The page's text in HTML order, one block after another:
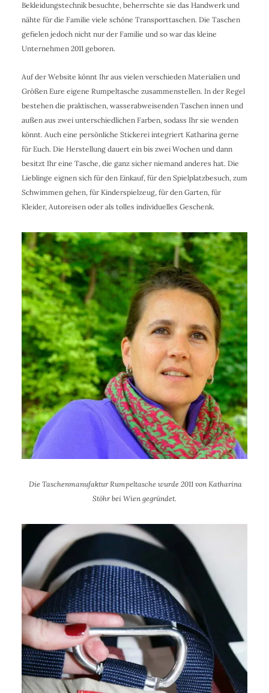
Bekleidungstechnik besuchte, beherrschte sie das Handwerk und
nähte für die Familie viele schöne Transporttaschen. Die Taschen
gefielen jedoch nicht nur der Familie und so war das kleine
Unternehmen 2011 geboren.
Auf der Website könnt Ihr aus vielen verschieden Materialien und
Größen Eure eigene Rumpeltasche zusammenstellen. In der Regel
bestehen die praktischen, wasserabweisenden Taschen innen und
außen aus zwei unterschiedlichen Farben, sodass Ihr sie wenden
könnt. Auch eine persönliche Stickerei integriert Katharina gerne
für Euch. Die Herstellung dauert ein bis zwei Wochen und dann
besitzt Ihr eine Tasche, die ganz sicher niemand anderes hat. Die
Lieblinge eignen sich für den Einkauf, für den Spielplatzbesuch, zum
Schwimmen gehen, für Kinderspielzeug, für den Garten, für
Kleider, Autoreisen oder als tolles individuelles Geschenk.
Die Taschenmanufaktur Rumpeltasche wurde 2011 von Katharina
Stöhr bei Wien gegründet.